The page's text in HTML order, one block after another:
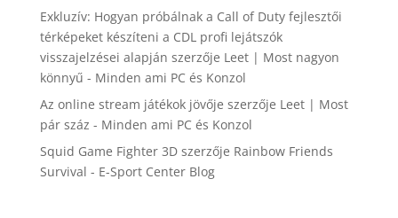
Exkluzív: Hogyan próbálnak a Call of Duty fejlesztői
térképeket készíteni a CDL profi lejátszók
visszajelzései alapján szerzője Leet | Most nagyon
könnyű - Minden ami PC és Konzol
Az online stream játékok jövője szerzője Leet | Most
pár száz - Minden ami PC és Konzol
Squid Game Fighter 3Dszerzője Rainbow Friends
Survival - E-Sport Center Blog